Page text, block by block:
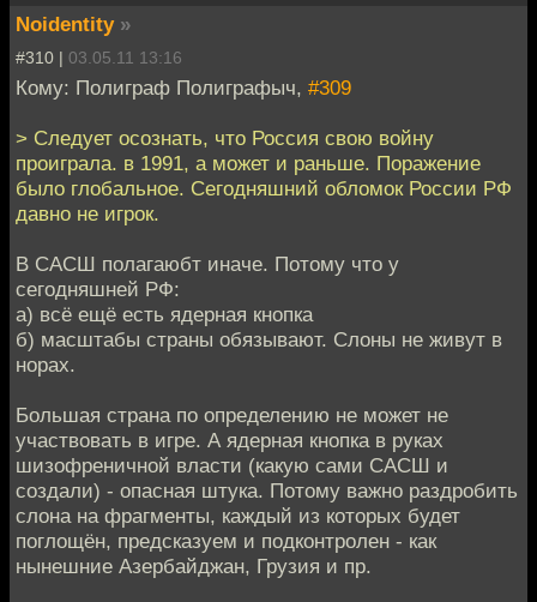
Noidentity »
#310 | 03.05.11 13:16
Кому: Полиграф Полиграфыч, #309
> Cледует осознать, что Россия свою войну
проиграла. в 1991, а может и раньше. Поражение
было глобальное. Сегодняшний обломок России РФ
давно не игрок.
В САСШ полагаюбт иначе. Потому что у
сегодняшней РФ:
а) всё ещё есть ядерная кнопка
б) масштабы страны обязывают. Слоны не живут в
норах.
Большая страна по определению не может не
участвовать в игре. А ядерная кнопка в руках
шизофреничной власти (какую сами САСШ и
создали) - опасная штука. Потому важно раздробить
слона на фрагменты, каждый из которых будет
поглощён, предсказуем и подконтролен - как
нынешние Азербайджан, Грузия и пр.